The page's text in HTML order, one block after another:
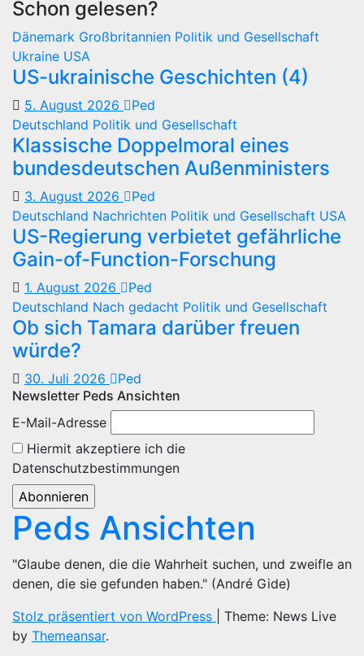
Schon gelesen?
Dänemark Großbritannien Politik und Gesellschaft
Ukraine USA
US-ukrainische Geschichten (4)
5. August 2026
Ped
Deutschland Politik und Gesellschaft
Klassische Doppelmoral eines
bundesdeutschen Außenministers
3. August 2026
Ped
Deutschland Nachrichten Politik und Gesellschaft USA
US-Regierung verbietet gefährliche
Gain-of-Function-Forschung
1. August 2026
Ped
Deutschland Nach gedacht Politik und Gesellschaft
Ob sich Tamara darüber freuen
würde?
30. Juli 2026
Ped
Newsletter Peds Ansichten
E-Mail-Adresse
Hiermit akzeptiere ich die
Datenschutzbestimmungen
Peds Ansichten
"Glaube denen, die die Wahrheit suchen, und zweifle an
denen, die sie gefunden haben." (André Gide)
Stolz präsentiert von WordPress
Theme: News Live
by Themeansar.